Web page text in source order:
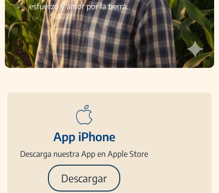
esfuerzo y amor por la tierra.
App iPhone
Descarga nuestra App en Apple Store
Descargar